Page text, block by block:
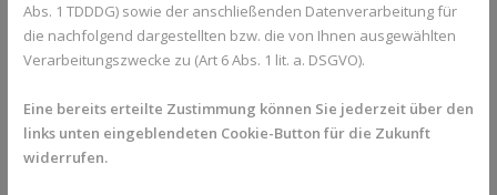
Weitere ätherische Öle, die bei
Kopfschmerzen unterstützen
können
Abs. 1 TDDDG) sowie der anschließenden Datenverarbeitung für
die nachfolgend dargestellten bzw. die von Ihnen ausgewählten
Verarbeitungszwecke zu (Art 6 Abs. 1 lit. a. DSGVO).
Eine bereits erteilte Zustimmung können Sie jederzeit über den
links unten eingeblendeten Cookie-Button für die Zukunft
widerrufen.